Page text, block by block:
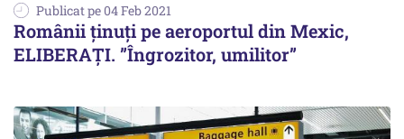
Publicat pe 04 Feb 2021
Românii ținuți pe aeroportul din Mexic,
ELIBERAȚI. ”Îngrozitor, umilitor”